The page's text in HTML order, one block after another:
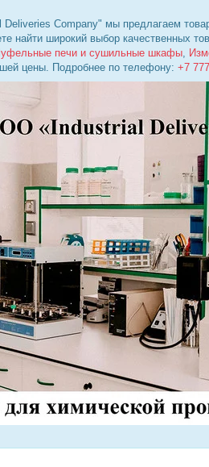
Company" мы предлагаем
найти широкий выбор качественных
печи и сушильные шкафы
цены. Подробнее по телефону: +7